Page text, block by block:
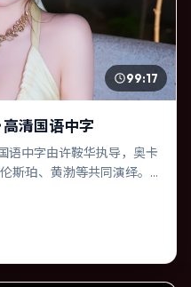
99:17
高清国语中字
语中字由许鞍华执导，奥卡
·珀、黄渤等共同演绎。
来自中国台湾。失散多年
整体气质克制，节奏紧
节与细腻表演的观众。